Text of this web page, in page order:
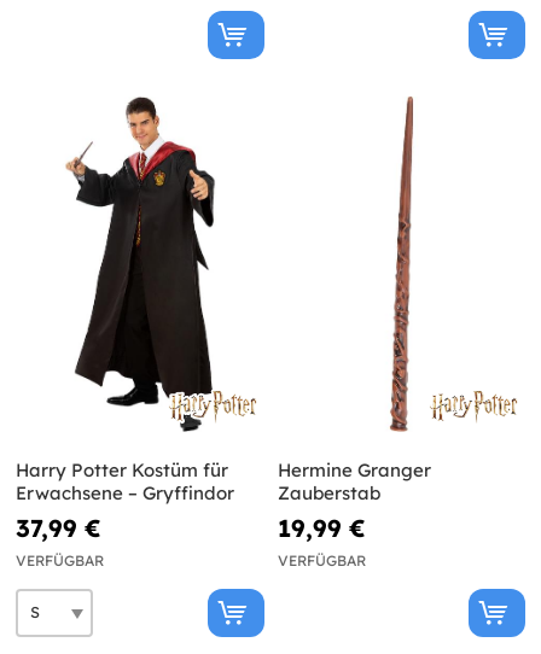
Harry Potter Kostüm für
Erwachsene – Gryffindor
37,99 €
VERFÜGBAR
Hermine Granger
Zauberstab
19,99 €
VERFÜGBAR